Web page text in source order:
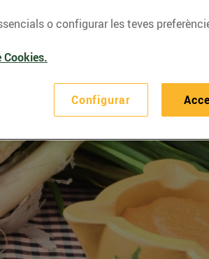
o configurar les teves
Cookies.
Configurar